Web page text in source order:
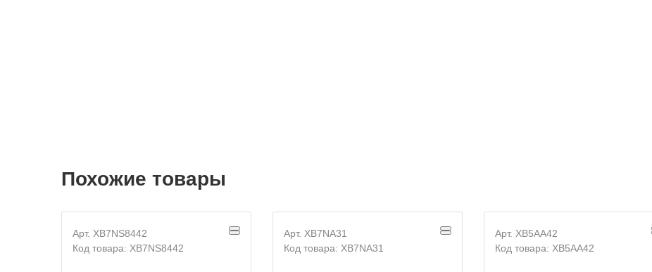
Похожие товары
Арт. XB7NS8442
Код товара: XB7NS8442
Арт. XB7NA31
Код товара: XB7NA31
Арт. XB5AA42
Код товара: XB5AA42